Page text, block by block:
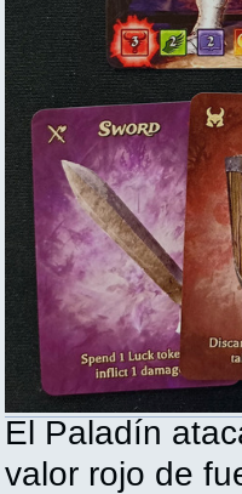
El Paladín
valor rojo de